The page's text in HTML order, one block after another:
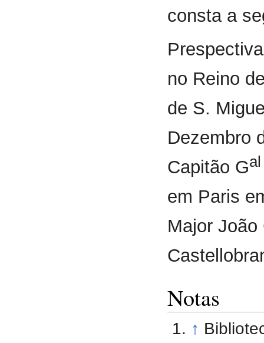
consta a
no Reino
de S.
Dezembro
Capitão Gal
em Paris
Major
Notas
↑